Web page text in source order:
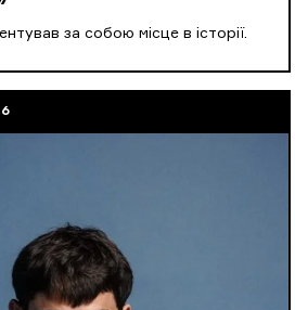
за собою місце в історії.